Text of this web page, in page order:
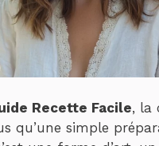
Recette Facile, la
qu’une simple